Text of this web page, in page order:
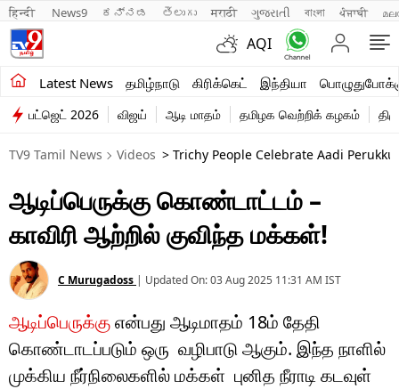
हिन्दी News9 ಕನ್ನಡ తెలుగు मराठी ગુજરાતી বাংলা ਪੰਜਾਬੀ
AQI
Latest News தமிழ்நாடு கிரிக்கெட் இந்தியா
சமீபத்திய செய்திகள்
தமிழ்நாடு
இந்தியா
உலகம்
விளையாட்டு
பொழுதுபோக்கு
லைஃப்ஸ்டைல்
வணிகம்
பட்ஜெட் 2026 விஜய் ஆடி மாதம் தமிழக வெற்றிக் கழகம்
TV9 Tamil News Videos > Trichy People Celebrate Aadi
ஆடிப்பெருக்கு கொண்டாட்டம் –
காவிரி ஆற்றில் குவிந்த மக்கள்!
C Murugadoss | Updated On:03 Aug 2025 11:31 AM IST
ஆடிப்பெருக்குஎன்பது ஆடிமாதம் 18ம் தேதி
கொண்டாடப்படும் ஒரு வழிபாடு ஆகும். இந்த நாளில்
முக்கிய நீர்நிலைகளில் மக்கள் புனித நீராடி கடவுள்